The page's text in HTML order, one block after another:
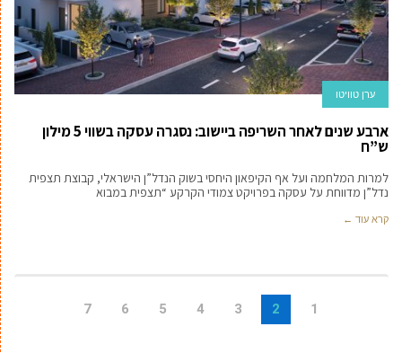
ערן טוויטו
ארבע שנים לאחר השריפה ביישוב: נסגרה עסקה בשווי 5 מילון
ש”ח
למרות המלחמה ועל אף הקיפאון היחסי בשוק הנדל”ן הישראלי, קבוצת תצפית
נדל”ן מדווחת על עסקה בפרויקט צמודי הקרקע “תצפית במבוא
קרא עוד ←
1
2
3
4
5
6
7